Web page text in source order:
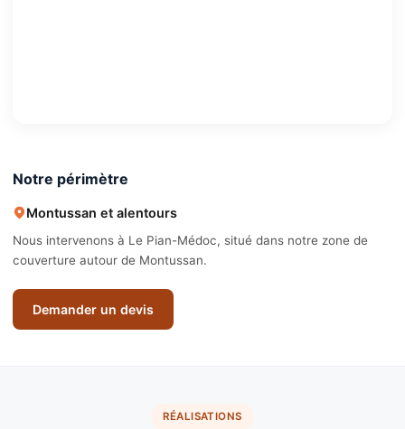
Notre périmètre
Montussan et alentours
Nous intervenons à Le Pian-Médoc, situé dans notre zone de
couverture autour de Montussan.
Demander un devis
RÉALISATIONS